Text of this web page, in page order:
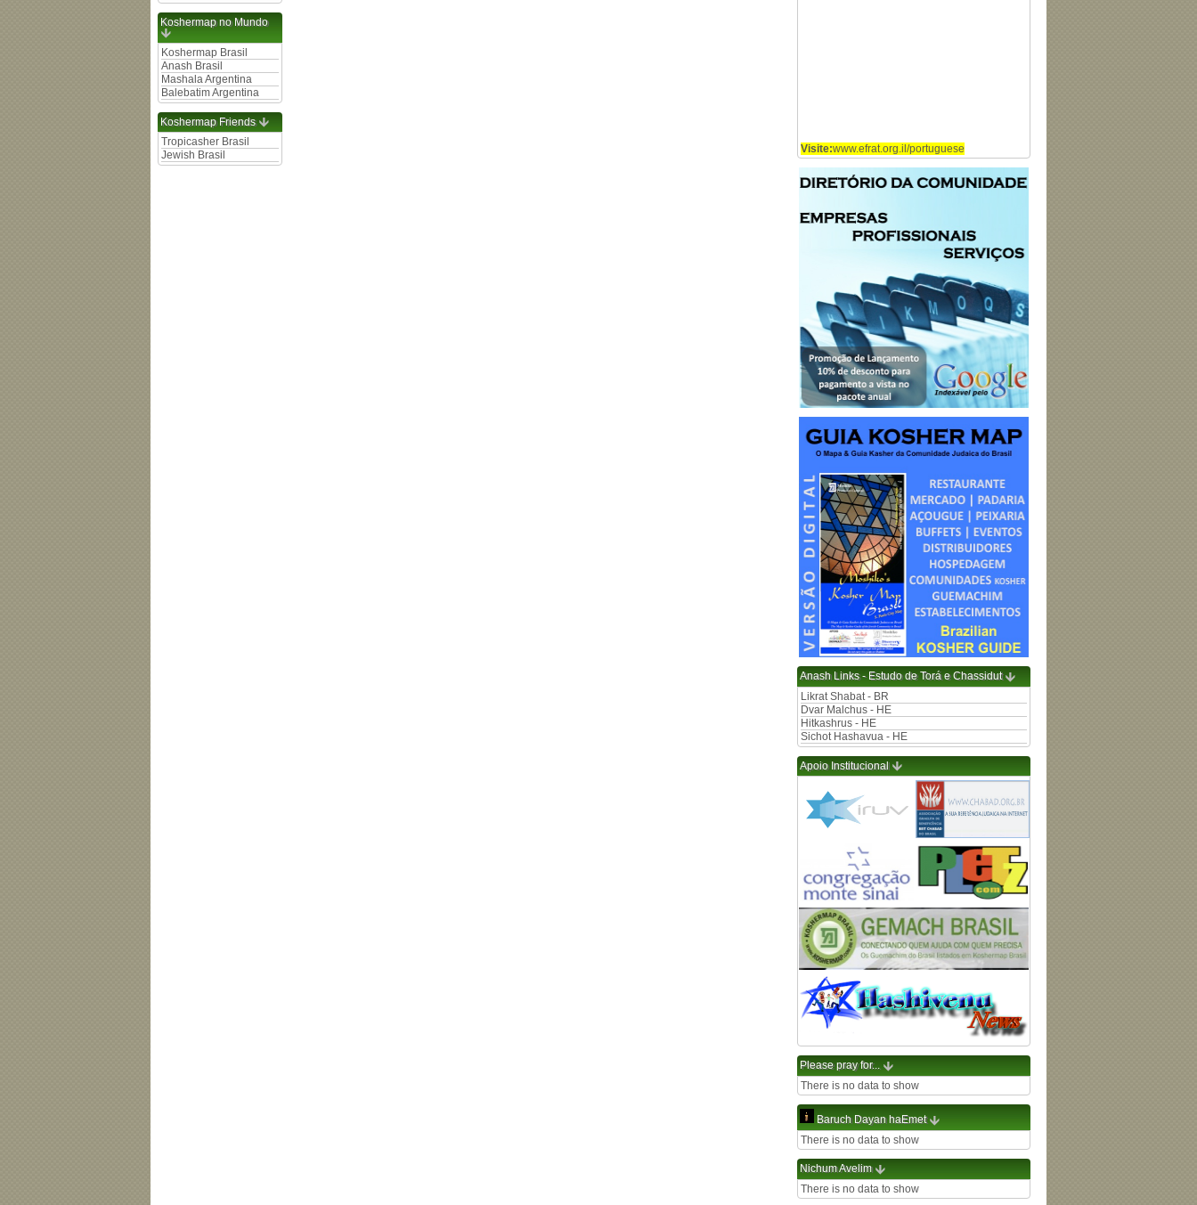
Koshermap no Mundo
Koshermap Brasil
Anash Brasil
Mashala Argentina
Balebatim Argentina
Koshermap Friends
Tropicasher Brasil
Jewish Brasil
Visite:www.efrat.org.il/portuguese
Anash Links - Estudo de Torá e Chassidut
Likrat Shabat - BR
Dvar Malchus - HE
Hitkashrus - HE
Sichot Hashavua - HE
Apoio Institucional
Please pray for...
There is no data to show
Baruch Dayan haEmet
There is no data to show
Nichum Avelim
There is no data to show